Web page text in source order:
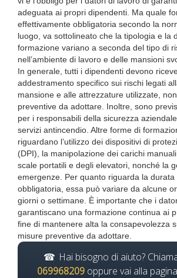
adeguata ai propri dipendenti. Ma quale
effettivamente obbligatoria secondo la
luogo, va sottolineato che la tipologia e la
formazione variano a seconda del tipo di
nell’ambiente di lavoro e delle mansioni
In generale, tutti i dipendenti devono
addestramento specifico sui rischi legati
mansione e alle attrezzature utilizzate,
preventive da adottare. Inoltre, sono
per i responsabili della sicurezza
servizi antincendio. Altre forme di
riguardano l’utilizzo dei dispositivi di
(DPI), la manipolazione dei carichi
scale portatili e degli elevatori, nonché la
emergenze. Per quanto riguarda la
obbligatoria, essa può variare da alcune
giorni o settimane. È importante che i
garantiscano una formazione continua ai
fine di mantenere alta la consapevolezza
misure preventive da adottare.
Hai bisogno di aiuto?
069968209 oppure vai alla